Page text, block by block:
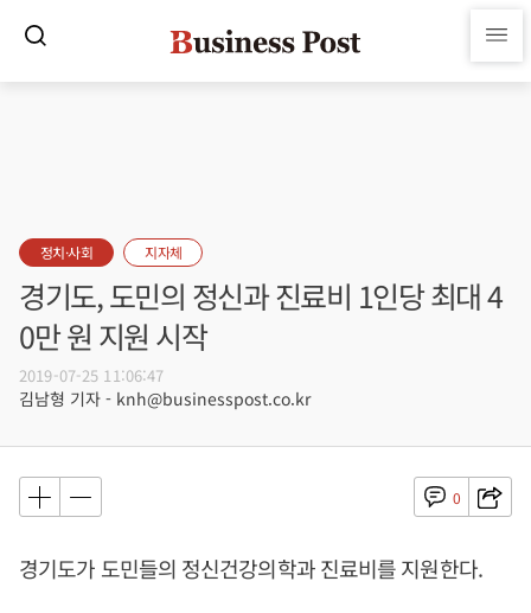
정치·사회 지자체
경기도, 도민의 정신과 진료비 1인당 최대 4
0만 원 지원 시작
2019-07-25 11:06:47
김남형 기자 - knh@businesspost.co.kr
0
경기도가 도민들의 정신건강의학과 진료비를 지원한다.